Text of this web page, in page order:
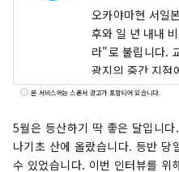
오카야마현 서일
후와 일 년 내내
라"로 불립니다.
광지의 중간 지점
한 세토 통해 시코
의 따뜻한 기후에
은 단맛, 향, 풍미
백도, 머스캣 포
본 서비스에는 스폰서 광고가 포함되어 있습니다.
5월은 등산하기 딱 좋은 달입니
나기초 산에 올랐습니다. 등반 당
수 있었습니다. 이번 인터뷰를 위